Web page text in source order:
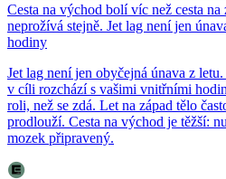
Cesta na východ bolí víc než cesta na
neprožívá stejně. Jet lag není jen
hodiny
Jet lag není jen obyčejná únava z
v cíli rozchází s vašimi vnitřními
roli, než se zdá. Let na západ tělo
prodlouží. Cesta na východ je těžší:
mozek připravený.